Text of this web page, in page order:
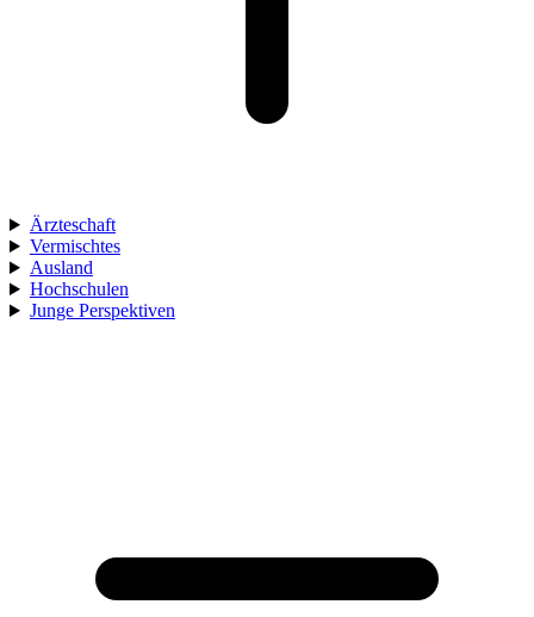
Ärzteschaft
Vermischtes
Ausland
Hochschulen
Junge Perspektiven